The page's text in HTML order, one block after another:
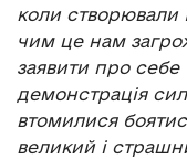
коли створювали
чим це нам
заявити про себе
демонстрація
втомилися
великий і